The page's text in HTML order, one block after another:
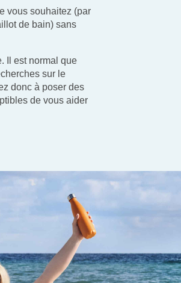
vous souhaitez (par
de bain) sans
Il est normal que
sur le
donc à poser des
de vous aider